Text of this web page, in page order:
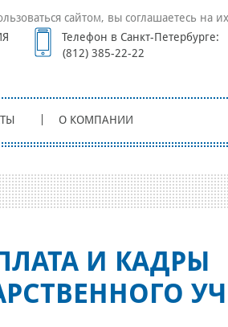
Телефон в Санкт-Петербурге:
(812) 385-22-22
О КОМПАНИИ
И КАДРЫ
сайтом, вы соглашаетесь на их